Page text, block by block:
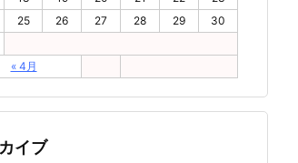
« 4月
25 26 27 28 29
30
イブ